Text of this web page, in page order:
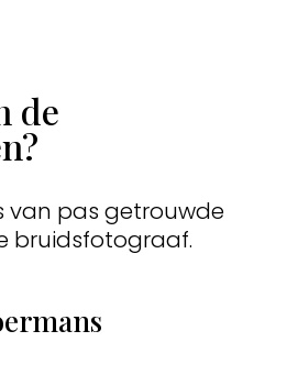
de
van pas getrouwde
bruidsfotograaf.